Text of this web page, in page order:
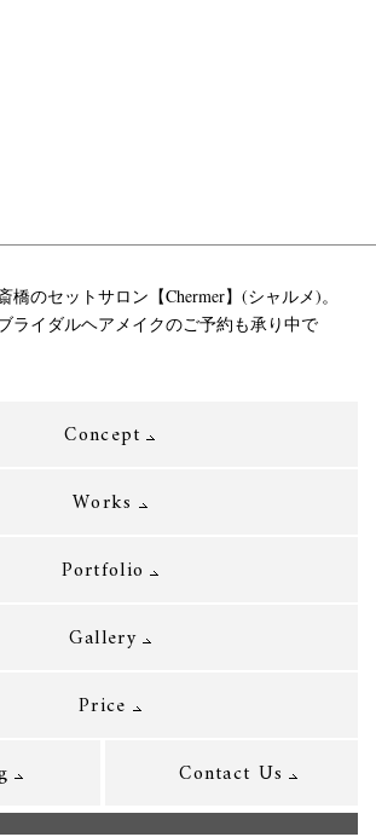
橋のセットサロン【Chermer】(シャルメ)。
ライダルヘアメイクのご予約も承り中で
Concept
Works
Portfolio
Gallery
Price
Contact Us